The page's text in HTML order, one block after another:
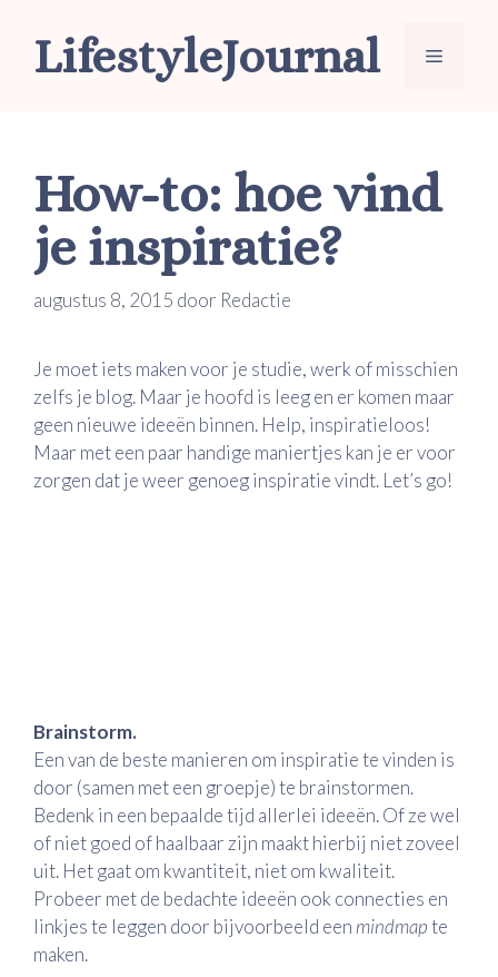
LifestyleJournal Menu
How-to: hoe vind
je inspiratie?
augustus 8, 2015 door Redactie
Je moet iets maken voor je studie, werk of misschien
zelfs je blog. Maar je hoofd is leeg en er komen maar
geen nieuwe ideeën binnen. Help, inspiratieloos!
Maar met een paar handige maniertjes kan je er voor
zorgen dat je weer genoeg inspiratie vindt. Let’s go!
Brainstorm.
Een van de beste manieren om inspiratie te vinden is
door (samen met een groepje) te brainstormen.
Bedenk in een bepaalde tijd allerlei ideeën. Of ze wel
of niet goed of haalbaar zijn maakt hierbij niet zoveel
uit. Het gaat om kwantiteit, niet om kwaliteit.
Probeer met de bedachte ideeën ook connecties en
linkjes te leggen door bijvoorbeeld een mindmapte
maken.